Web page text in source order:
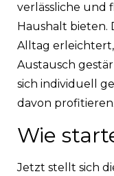
verlässliche und
Haushalt
Alltag
Austausch
sich individuell
davon profitieren.
Wie
Jetzt stellt sich